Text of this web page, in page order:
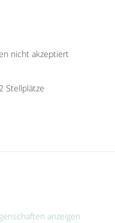
nicht akzeptiert
2 Stellplätze
anzeigen